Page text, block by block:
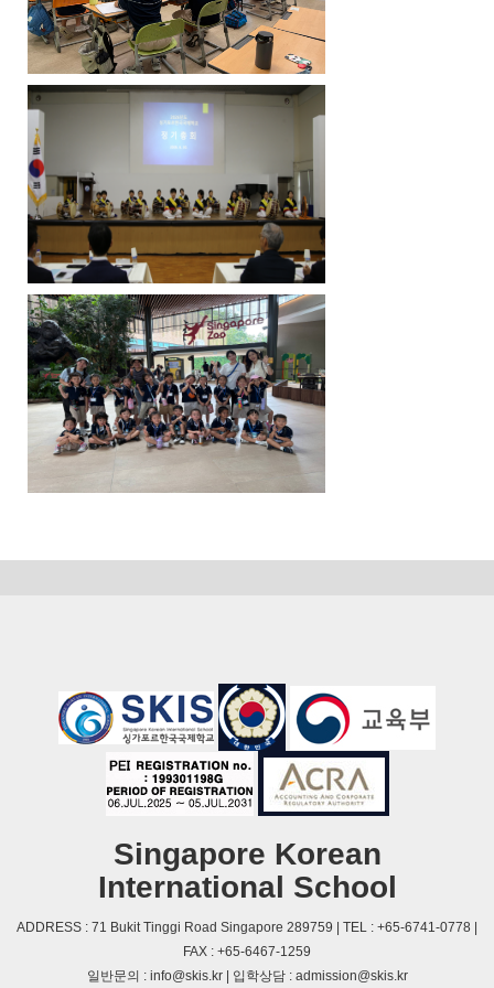
Singapore Korean
International School
ADDRESS : 71 Bukit Tinggi Road Singapore 289759 | TEL : +65-6741-0778 |
FAX : +65-6467-1259
일반문의 : info@skis.kr | 입학상담 : admission@skis.kr